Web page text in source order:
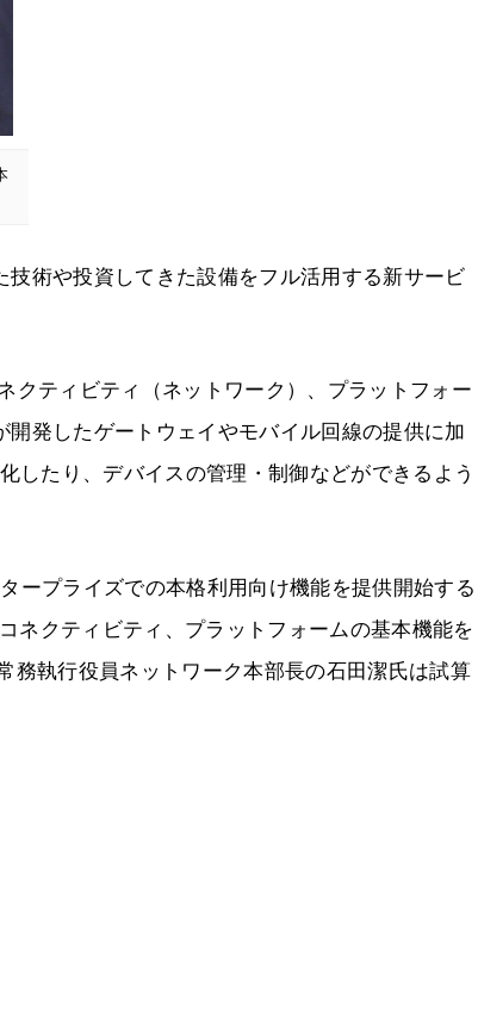
術や投資してきた設備をフル活用する新サービ
クティビティ（ネットワーク）、プラットフォー
発したゲートウェイやモバイル回線の提供に加
したり、デバイスの管理・制御などができるよう
ープライズでの本格利用向け機能を提供開始する
ネクティビティ、プラットフォームの基本機能を
務執行役員ネットワーク本部長の石田潔氏は試算